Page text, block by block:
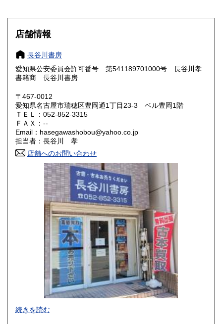
新潟県 700円 富山県 700円
石川県
山梨県
岐阜県
愛知県 700円 三重県
滋賀県
大阪府
700円 和歌山県
700円 島根県
700円 広島県
700円 徳島県
700円 愛媛県
福岡県
700円 長崎県
熊本県
店舗情報
長谷川書房
愛知県公安委員会許可番号 第541189701000号 長谷川孝
書籍商 長谷川書房
〒467-0012
愛知県名古屋市瑞穂区豊岡通1丁目23-3 ベル豊岡1階
ＴＥＬ：052-852-3315
ＦＡＸ：--
Email：hasegawashobou@yahoo.co.jp
担当者：長谷川 孝
店舗へのお問い合わせ
続きを読む